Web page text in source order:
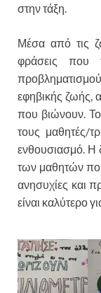
στην τάξη.
Μέσα από τις
φράσεις που
εφηβικής ζωής,
που βιώνουν. Το
τους μαθητές/
ενθουσιασμό. Η
των μαθητών
ανησυχίες και
είναι καλύτερο